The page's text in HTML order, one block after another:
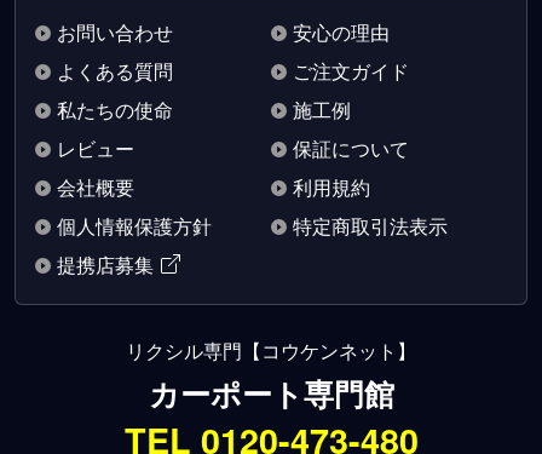
お問い合わせ
安心の理由
よくある質問
ご注文ガイド
私たちの使命
施工例
レビュー
保証について
会社概要
利用規約
個人情報保護方針
特定商取引法表示
提携店募集
リクシル専門【コウケンネット】
カーポート専門館
TEL 0120-473-480